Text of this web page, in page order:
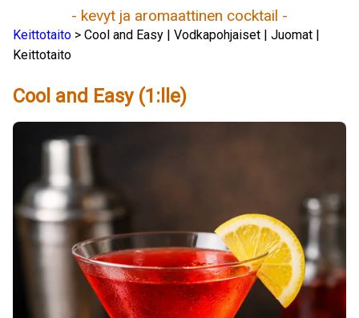
- kevyt ja aromaattinen cocktail -
Keittotaito > Cool and Easy | Vodkapohjaiset | Juomat |
Keittotaito
Cool and Easy (1:lle)